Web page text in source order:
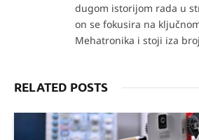
dugom istorijom rada u
on se fokusira na
Mehatronika i stoji iza
RELATED POSTS